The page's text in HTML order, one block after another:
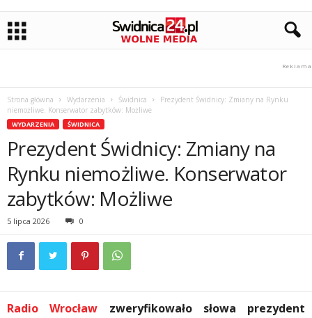
Strona główna Wydarzenia Świdnica
Prezydent Świdnicy: Zmiany na Rynku
niemożliwe. Konserwator zabytków: Możliwe
WYDARZENIA ŚWIDNICA
Prezydent Świdnicy: Zmiany na
Rynku niemożliwe. Konserwator
zabytków: Możliwe
5 lipca 2026 0
Radio Wrocław zweryfikowało słowa prezydent